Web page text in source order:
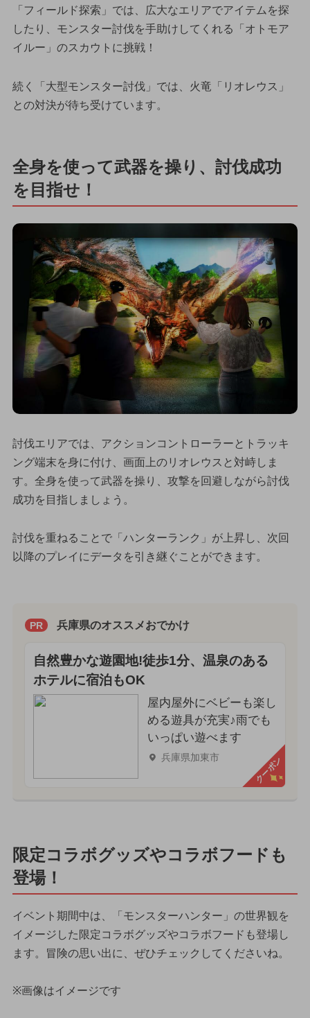
「フィールド探索」では、広大なエリアでアイテムを探
したり、モンスター討伐を手助けしてくれる「オトモア
イルー」のスカウトに挑戦！
続く「大型モンスター討伐」では、火竜「リオレウス」
との対決が待ち受けています。
全身を使って武器を操り、討伐成功
を目指せ！
討伐エリアでは、アクションコントローラーとトラッキ
ング端末を身に付け、画面上のリオレウスと対峙しま
す。全身を使って武器を操り、攻撃を回避しながら討伐
成功を目指しましょう。
討伐を重ねることで「ハンターランク」が上昇し、次回
以降のプレイにデータを引き継ぐことができます。
PR 兵庫県のオススメおでかけ
自然豊かな遊園地!徒歩1分、温泉のある
ホテルに宿泊もOK
屋内屋外にベビーも楽し
める遊具が充実♪雨でも
いっぱい遊べます
兵庫県加東市 クーポン
限定コラボグッズやコラボフードも
登場！
イベント期間中は、「モンスターハンター」の世界観を
イメージした限定コラボグッズやコラボフードも登場し
ます。冒険の思い出に、ぜひチェックしてくださいね。
※画像はイメージです